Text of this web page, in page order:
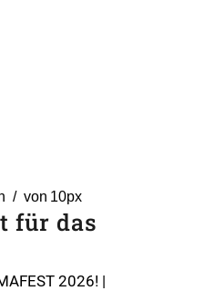
von 10px
für das
2026! |